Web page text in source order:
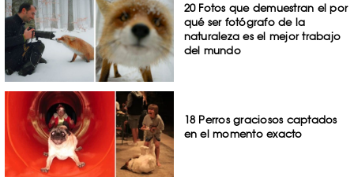
20 Fotos que demuestran el por
qué ser fotógrafo de la
naturaleza es el mejor trabajo
del mundo
18 Perros graciosos captados
en el momento exacto